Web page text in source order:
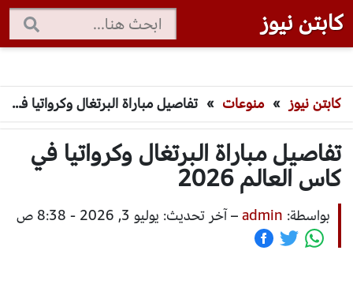
كابتن نيوز
كابتن نيوز » منوعات » تفاصيل مباراة البرتغال وكرواتيا في كاس العالم 2026
تفاصيل مباراة البرتغال وكرواتيا في
كاس العالم 2026
بواسطة: admin
–آخر تحديث: يوليو 3, 2026 - 8:38 ص